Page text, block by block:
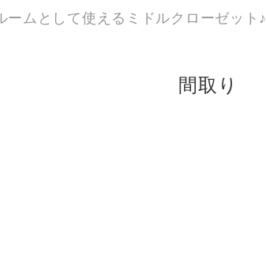
ームとして使えるミドルクローゼット♪
間取り